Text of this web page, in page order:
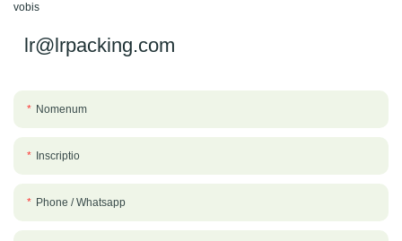
vobis
lr@lrpacking.com
Nomenum
Inscriptio
Phone / Whatsapp